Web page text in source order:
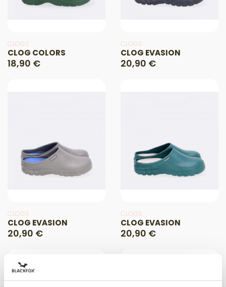
CLOGS
CLOG COLORS
18,90 €
CLOGS
CLOG EVASION
20,90 €
CLOGS
CLOG EVASION
20,90 €
CLOGS
CLOG EVASION
20,90 €